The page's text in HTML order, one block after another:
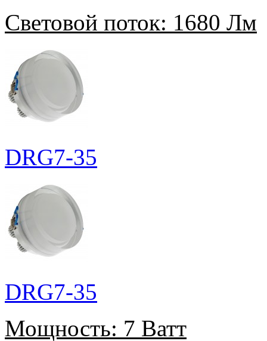
Световой поток: 1680 Лм
DRG7-35
DRG7-35
Мощность: 7 Ватт